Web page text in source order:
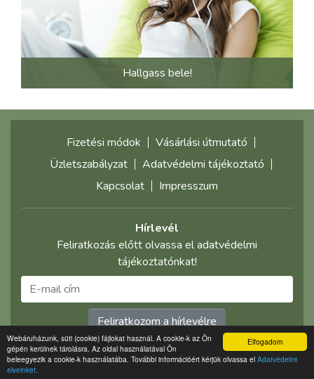
Elfogadom
Webáruházunk, süti (cookie) fájlokat használ. A cookie-k az Ön
gépén kerülnek tárolásra. Az oldal használatával Ön
beleegyezik a cookie-k használatába. További információért kérjük olvassa el Adatvédelmi
elveinket.
Hallgass bele!
Fizetési módok
Vásárlási útmutató
Üzletszabályzat
Adatvédelmi tájékoztató
Kapcsolat
Impresszum
Hírlevél
Feliratkozás előtt olvassa el adatvédelmi
tájékoztatónkat!
Feliratkozom a hírlevélre
©2021 multimediaplaza.com